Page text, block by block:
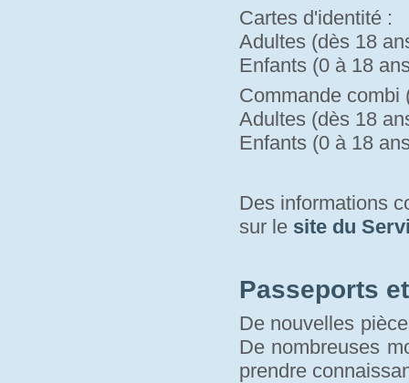
Cartes d'identité :
Adultes (dès 18
Enfants (0 à 18
Commande combi
Adultes (dès 18
Enfants (0 à 18
Des informations
sur le site du
Passeports
De nouvelles
De nombreuses
prendre